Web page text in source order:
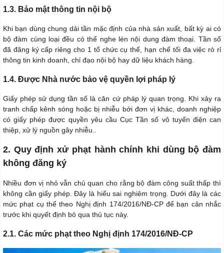
1.3. Bảo mật thông tin nội bộ
Khi bạn dùng chung dải tần mặc định của nhà sản xuất, bất kỳ ai có
bộ đàm cùng loại đều có thể nghe lén nội dung đàm thoại. Tần số
đã đăng ký cấp riêng cho 1 tổ chức cụ thể, hạn chế tối đa việc rò rỉ
thông tin kinh doanh, chỉ đạo nội bộ hay dữ liệu khách hàng.
1.4. Được Nhà nước bảo vệ quyền lợi pháp lý
Giấy phép sử dụng tần số là căn cứ pháp lý quan trọng. Khi xảy ra
tranh chấp kênh sóng hoặc bị nhiễu bởi đơn vị khác, doanh nghiệp
có giấy phép được quyền yêu cầu Cục Tần số vô tuyến điện can
thiệp, xử lý nguồn gây nhiễu..
2. Quy định xử phạt hành chính khi dùng bộ đàm
không đăng ký
Nhiều đơn vị nhỏ vẫn chủ quan cho rằng bộ đàm công suất thấp thì
không cần giấy phép. Đây là hiểu sai nghiêm trọng. Dưới đây là các
mức phạt cụ thể theo Nghị định 174/2016/NĐ-CP để bạn cân nhắc
trước khi quyết định bỏ qua thủ tục này.
2.1. Các mức phạt theo Nghị định 174/2016/NĐ-CP